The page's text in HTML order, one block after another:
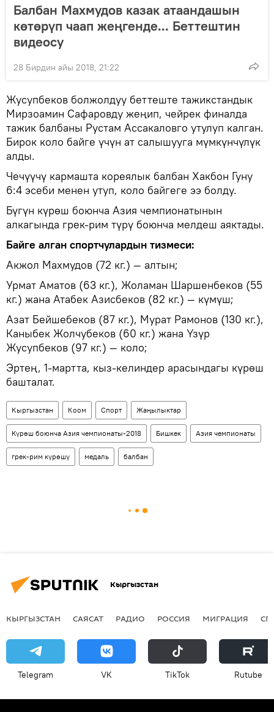
Балбан Махмудов казак атаандашын
көтөрүп чаап жеңгенде... Беттештин
видеосу
28 Бирдин айы 2018, 21:22
Жусупбеков болжолдуу беттеште тажикстандык
Мирзоамин Сафаровду жеңип, чейрек финалда
тажик балбаны Рустам Ассакаловго утулуп калган.
Бирок коло байге үчүн ат салышууга мүмкүнчүлүк
алды.
Чечүүчү кармашта кореялык балбан Хакбон Гуну
6:4 эсеби менен утуп, коло байгеге ээ болду.
Бүгүн күрөш боюнча Азия чемпионатынын
алкагында грек-рим түрү боюнча мелдеш аяктады.
Байге алган спортчулардын тизмеси:
Акжол Махмудов (72 кг.) — алтын;
Урмат Аматов (63 кг.), Жоламан Шаршенбеков (55
кг.) жана Атабек Азисбеков (82 кг.) — күмүш;
Азат Бейшебеков (87 кг.), Мурат Рамонов (130 кг.),
Каныбек Жолчубеков (60 кг.) жана Үзүр
Жусупбеков (97 кг.) — коло;
Эртең, 1-мартта, кыз-келиндер арасындагы күрөш
башталат.
Кыргызстан Коом Спорт Жаңылыктар
Күрөш боюнча Азия чемпионаты-2018 Бишкек Азия чемпионаты
грек-рим күрөшү медаль балбан
Кыргызстан
КЫРГЫЗСТАН САЯСАТ РАДИО РОССИЯ МИГРАЦИЯ
Telegram VK ТikТоk Rutube